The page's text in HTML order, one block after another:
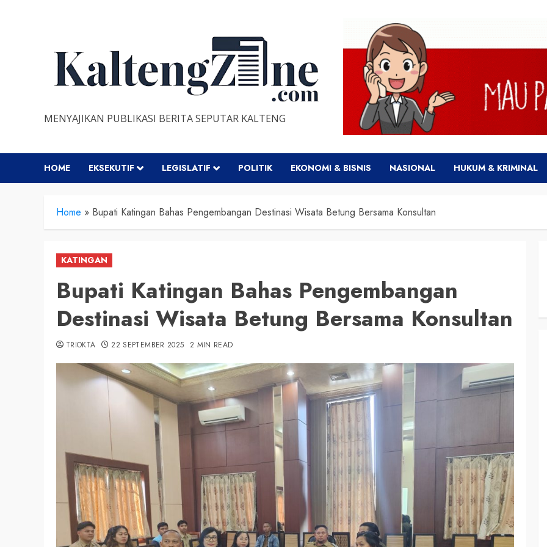
MENYAJIKAN PUBLIKASI BERITA SEPUTAR KALTENG
HOME EKSEKUTIF LEGISLATIF POLITIK EKONOMI & BISNIS NASIONAL HUKUM & KRIMINAL
Home » Bupati Katingan Bahas Pengembangan Destinasi Wisata Betung Bersama Konsultan
KATINGAN
Bupati Katingan Bahas Pengembangan
Destinasi Wisata Betung Bersama Konsultan
TRIOKTA 22 SEPTEMBER 2025 2 MIN READ